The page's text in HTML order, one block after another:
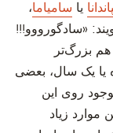
یا سامیاما،
«سادگورووو!!!
بزرگ‌تر
شش ماه یا یک سال، بعضی
روی این
زیاد